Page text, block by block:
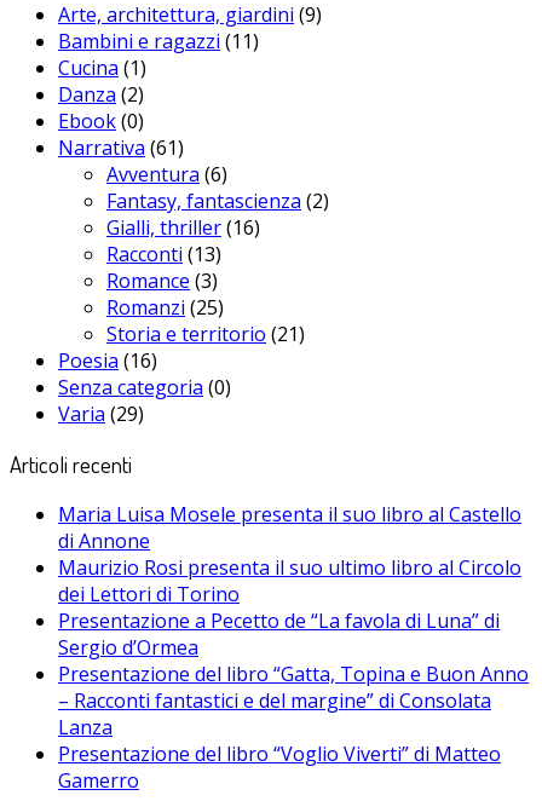
Arte, architettura, giardini (9)
Bambini e ragazzi (11)
Cucina (1)
Danza (2)
Ebook(0)
Narrativa (61)
Avventura (6)
Fantasy, fantascienza (2)
Gialli, thriller(16)
Racconti (13)
Romance (3)
Romanzi (25)
Storia e territorio (21)
Poesia (16)
Senza categoria (0)
Varia (29)
Articoli recenti
Maria Luisa Mosele presenta il suo libro al Castello
di Annone
Maurizio Rosi presenta il suo ultimo libro al Circolo
dei Lettori di Torino
Presentazione a Pecetto de “La favola di Luna” di
Sergio d’Ormea
Presentazione del libro “Gatta, Topina e Buon Anno
– Racconti fantastici e del margine” di Consolata
Lanza
Presentazione del libro “Voglio Viverti” di Matteo
Gamerro